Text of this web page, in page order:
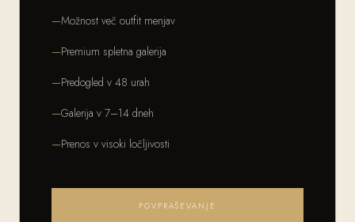
Možnost več outfit menjav
Premium spletna galerija
Predogled v 48 urah
Galerija v 7–14 dneh
Prenos v visoki ločljivosti
POVPRAŠEVANJE